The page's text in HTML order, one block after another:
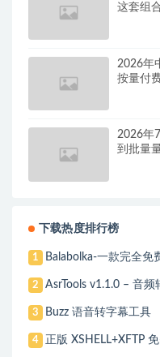
这套组
2026年
按量付
2026年
到批量
下载热度排行榜
1 Balabolka-一款完全免
2 AsrTools v1.1.0 – 音频
3 Buzz 语音转字幕工具
4 正版 XSHELL+XFTP